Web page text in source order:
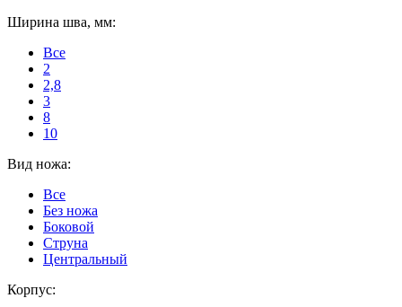
Ширина шва, мм:
Все
2
2,8
3
8
10
Вид ножа:
Все
Без ножа
Боковой
Струна
Центральный
Корпус: